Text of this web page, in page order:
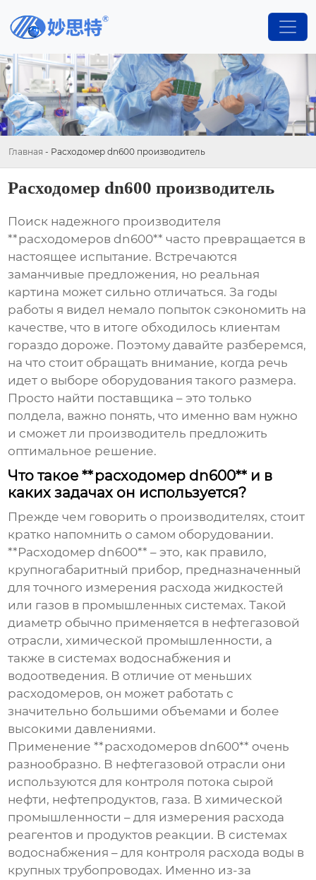
Главная - Расходомер dn600 производитель
Расходомер dn600 производитель
Поиск надежного производителя
**расходомеров dn600** часто превращается в
настоящее испытание. Встречаются
заманчивые предложения, но реальная
картина может сильно отличаться. За годы
работы я видел немало попыток сэкономить на
качестве, что в итоге обходилось клиентам
гораздо дороже. Поэтому давайте разберемся,
на что стоит обращать внимание, когда речь
идет о выборе оборудования такого размера.
Просто найти поставщика – это только
полдела, важно понять, что именно вам нужно
и сможет ли производитель предложить
оптимальное решение.
Что такое **расходомер dn600** и в
каких задачах он используется?
Прежде чем говорить о производителях, стоит
кратко напомнить о самом оборудовании.
**Расходомер dn600** – это, как правило,
крупногабаритный прибор, предназначенный
для точного измерения расхода жидкостей
или газов в промышленных системах. Такой
диаметр обычно применяется в нефтегазовой
отрасли, химической промышленности, а
также в системах водоснабжения и
водоотведения. В отличие от меньших
расходомеров, он может работать с
значительно большими объемами и более
высокими давлениями.
Применение **расходомеров dn600** очень
разнообразно. В нефтегазовой отрасли они
используются для контроля потока сырой
нефти, нефтепродуктов, газа. В химической
промышленности – для измерения расхода
реагентов и продуктов реакции. В системах
водоснабжения – для контроля расхода воды в
крупных трубопроводах. Именно из-за